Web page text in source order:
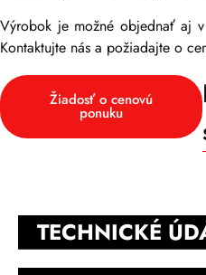
Výrobok je možné objednať aj
Kontaktujte nás a požiadajte o
Žiadosť o cenovú
ponuku
TECHNICKÉ